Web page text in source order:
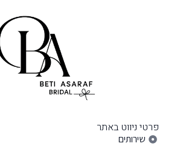
פרטי ניווט באתר
שירותים